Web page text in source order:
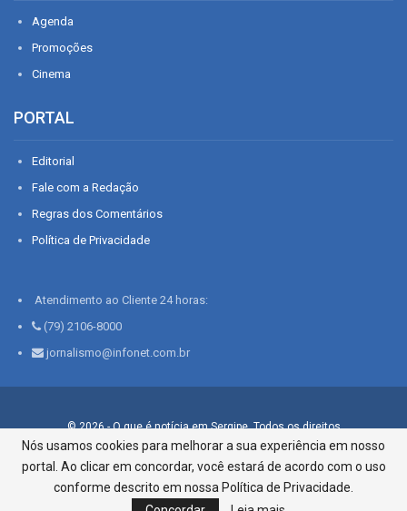
Agenda
Promoções
Cinema
PORTAL
Editorial
Fale com a Redação
Regras dos Comentários
Política de Privacidade
Atendimento ao Cliente 24 horas:
(79) 2106-8000
jornalismo@infonet.com.br
© 2026 - O que é notícia em Sergipe. Todos os direitos
reservados.
Infonet - Rua Monsenhor Silveira 276, Bairro São José |
Aracaju-SE, CEP 49015-030, Fone: 79.2106.8000 - CI Centro de
Informações LTDA
Nós usamos cookies para melhorar a sua experiência em nosso
portal. Ao clicar em concordar, você estará de acordo com o uso
conforme descrito em nossa Política de Privacidade.